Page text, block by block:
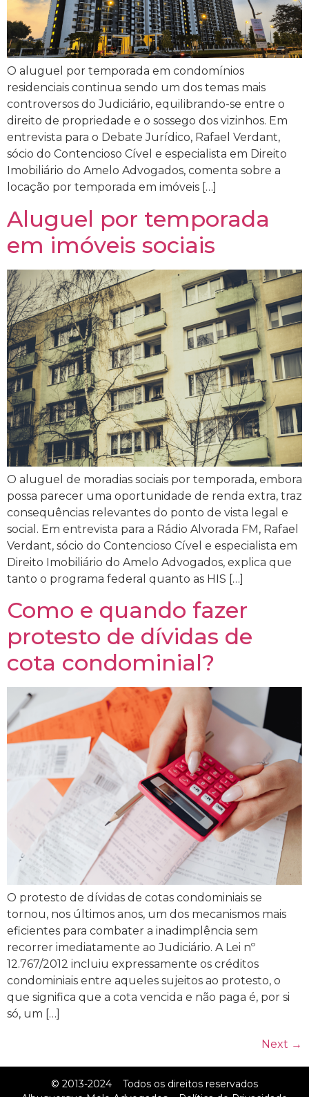
O aluguel por temporada em condomínios
residenciais continua sendo um dos temas mais
controversos do Judiciário, equilibrando-se entre o
direito de propriedade e o sossego dos vizinhos. Em
entrevista para o Debate Jurídico, Rafael Verdant,
sócio do Contencioso Cível e especialista em Direito
Imobiliário do Amelo Advogados, comenta sobre a
locação por temporada em imóveis […]
Aluguel por temporada
em imóveis sociais
O aluguel de moradias sociais por temporada, embora
possa parecer uma oportunidade de renda extra, traz
consequências relevantes do ponto de vista legal e
social. Em entrevista para a Rádio Alvorada FM, Rafael
Verdant, sócio do Contencioso Cível e especialista em
Direito Imobiliário do Amelo Advogados, explica que
tanto o programa federal quanto as HIS […]
Como e quando fazer
protesto de dívidas de
cota condominial?
O protesto de dívidas de cotas condominiais se
tornou, nos últimos anos, um dos mecanismos mais
eficientes para combater a inadimplência sem
recorrer imediatamente ao Judiciário. A Lei nº
12.767/2012 incluiu expressamente os créditos
condominiais entre aqueles sujeitos ao protesto, o
que significa que a cota vencida e não paga é, por si
só, um […]
Next →
© 2013-2024
Todos os direitos reservados